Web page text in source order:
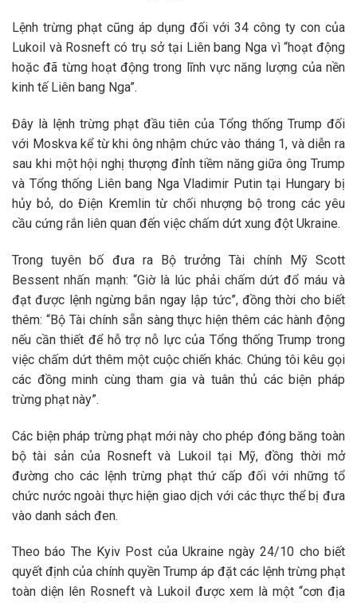
Lệnh trừng phạt cũng áp dụng đối với 34 công ty con của
Lukoil và Rosneft có trụ sở tại Liên bang Nga vì “hoạt động
hoặc đã từng hoạt động trong lĩnh vực năng lượng của nền
kinh tế Liên bang Nga”.
Đây là lệnh trừng phạt đầu tiên của Tổng thống Trump đối
với Moskva kể từ khi ông nhậm chức vào tháng 1, và diễn ra
sau khi một hội nghị thượng đỉnh tiềm năng giữa ông Trump
và Tổng thống Liên bang Nga Vladimir Putin tại Hungary bị
hủy bỏ, do Điện Kremlin từ chối nhượng bộ trong các yêu
cầu cứng rắn liên quan đến việc chấm dứt xung đột Ukraine.
Trong tuyên bố đưa ra Bộ trưởng Tài chính Mỹ Scott
Bessent nhấn mạnh: “Giờ là lúc phải chấm dứt đổ máu và
đạt được lệnh ngừng bắn ngay lập tức”, đồng thời cho biết
thêm: “Bộ Tài chính sẵn sàng thực hiện thêm các hành động
nếu cần thiết để hỗ trợ nỗ lực của Tổng thống Trump trong
việc chấm dứt thêm một cuộc chiến khác. Chúng tôi kêu gọi
các đồng minh cùng tham gia và tuân thủ các biện pháp
trừng phạt này”.
Các biện pháp trừng phạt mới này cho phép đóng băng toàn
bộ tài sản của Rosneft và Lukoil tại Mỹ, đồng thời mở
đường cho các lệnh trừng phạt thứ cấp đối với những tổ
chức nước ngoài thực hiện giao dịch với các thực thể bị đưa
vào danh sách đen.
Theo báo The Kyiv Post của Ukraine ngày 24/10 cho biết
quyết định của chính quyền Trump áp đặt các lệnh trừng phạt
toàn diện lên Rosneft và Lukoil được xem là một “cơn địa